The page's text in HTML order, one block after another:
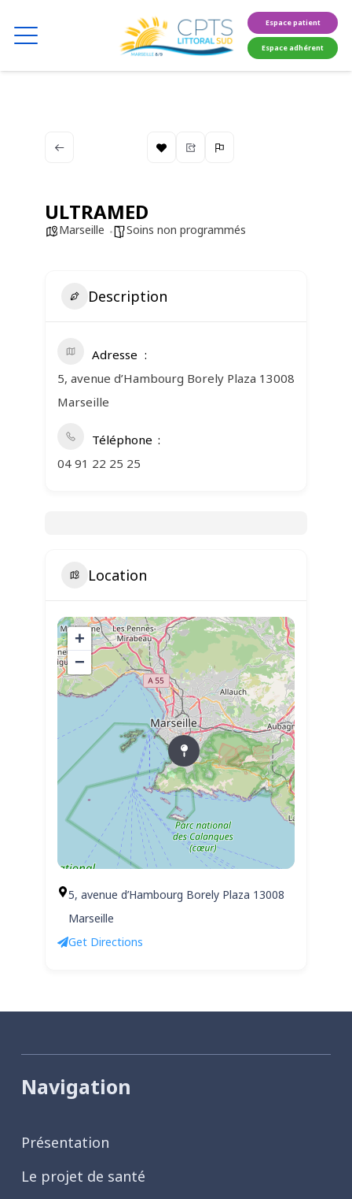
Espace patient
Espace adhérent
ULTRAMED
Marseille Soins non programmés
Description
Adresse
5, avenue d’Hambourg Borely Plaza 13008
Marseille
Téléphone
04 91 22 25 25
Location
+
−
5, avenue d’Hambourg Borely Plaza 13008
Marseille
Get Directions
Navigation
Présentation
Le projet de santé